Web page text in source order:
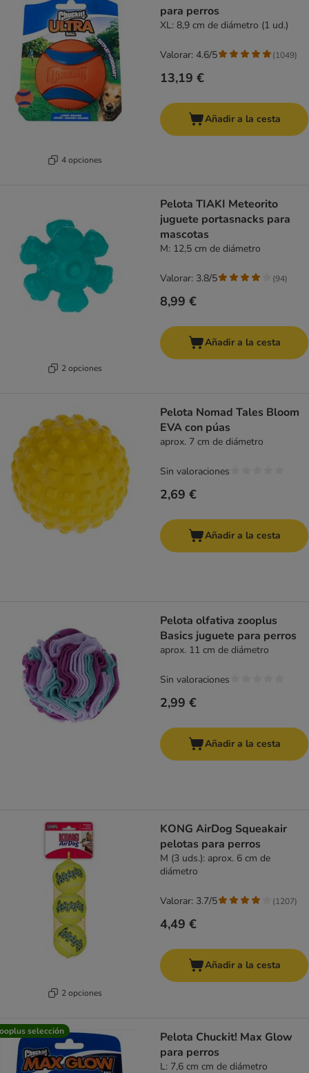
4 opciones
para perros
XL: 8,9 cm de diámetro (1 ud.)
13,19 €
Valorar: 4.6/5 (1049)
Añadir a la cesta
2 opciones
Pelota TIAKI Meteorito
juguete portasnacks para
mascotas
M: 12,5 cm de diámetro
8,99 €
Valorar: 3.8/5 (94)
Añadir a la cesta
Pelota Nomad Tales Bloom
EVA con púas
aprox. 7 cm de diámetro
2,69 €
Sin valoraciones
Añadir a la cesta
Pelota olfativa zooplus
Basics juguete para perros
aprox. 11 cm de diámetro
2,99 €
Sin valoraciones
Añadir a la cesta
2 opciones
KONG AirDog Squeakair
pelotas para perros
M (3 uds.): aprox. 6 cm de
diámetro
4,49 €
Valorar: 3.7/5 (1207)
Añadir a la cesta
selección
Pelota Chuckit! Max Glow
para perros
L: 7,6 cm cm de diámetro